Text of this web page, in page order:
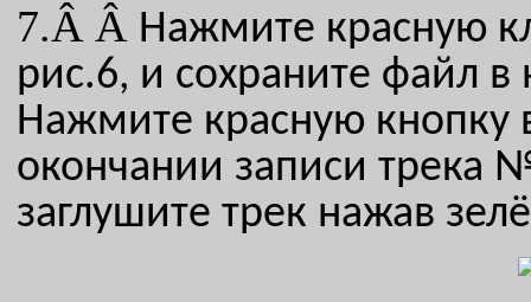
7.Â Â Нажмите красную
рис.6, и сохраните файл в
Нажмите красную кнопку
окончании записи трека
заглушите трек нажав